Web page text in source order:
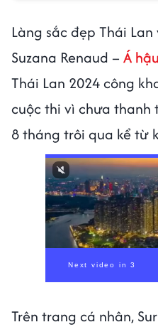
Làng sắc đẹp Thái
Suzana Renaud – Á hậu
Thái Lan 2024 công
cuộc thi vì chưa
8 tháng trôi qua kể từ
Next video in 1
Trên trang cá nhân,